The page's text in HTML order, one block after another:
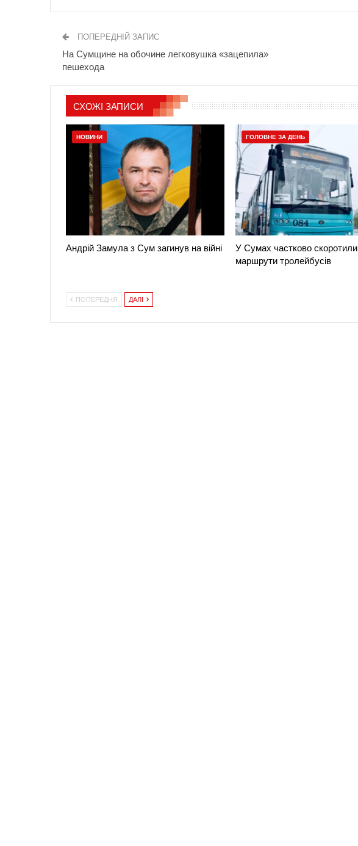
ПОПЕРЕДНІЙ ЗАПИС
На Сумщине на обочине легковушка «зацепила»
пешехода
СХОЖІ ЗАПИСИ
НОВИНИ
Андрій Замула з Сум загинув на війні
ГОЛОВНЕ ЗА ДЕНЬ
У Сумах частково скоротили
маршрути тролейбусів
ПОПЕРЕДНЯ ДАЛІ